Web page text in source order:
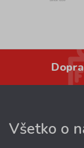
Všetko o